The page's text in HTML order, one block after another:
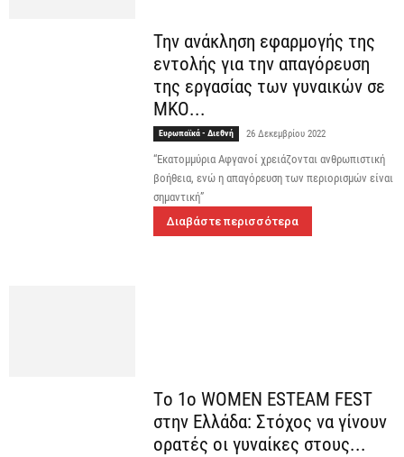
Την ανάκληση εφαρμογής της
εντολής για την απαγόρευση
της εργασίας των γυναικών σε
ΜΚΟ...
Ευρωπαϊκά - Διεθνή 26 Δεκεμβρίου 2022
“Εκατομμύρια Αφγανοί χρειάζονται ανθρωπιστική
βοήθεια, ενώ η απαγόρευση των περιορισμών είναι
σημαντική”
Διαβάστε περισσότερα
Τo 1ο WOMEN ESTEAM FEST
στην Ελλάδα: Στόχος να γίνουν
ορατές οι γυναίκες στους...